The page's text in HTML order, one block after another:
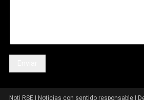
Noti RSE | Noticias con sentido responsable |